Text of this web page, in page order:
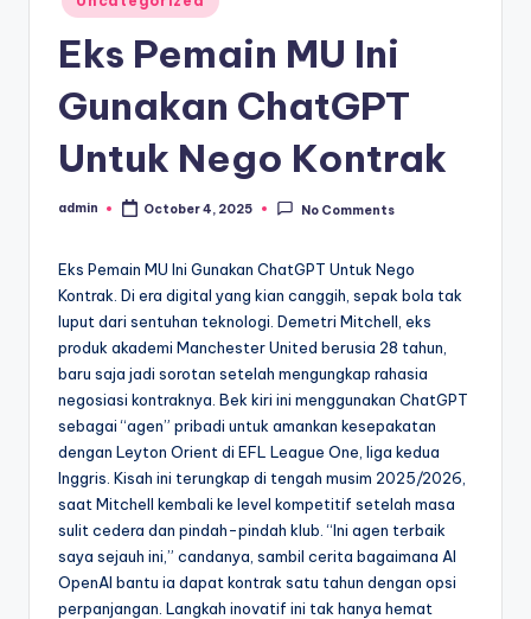
in
Eks Pemain MU Ini
Gunakan ChatGPT
Untuk Nego Kontrak
Posted
admin October 4, 2025 No Comments
Eks Pemain MU Ini Gunakan ChatGPT Untuk Nego
Kontrak. Di era digital yang kian canggih, sepak bola tak
luput dari sentuhan teknologi. Demetri Mitchell, eks
produk akademi Manchester United berusia 28 tahun,
baru saja jadi sorotan setelah mengungkap rahasia
negosiasi kontraknya. Bek kiri ini menggunakan ChatGPT
sebagai “agen” pribadi untuk amankan kesepakatan
dengan Leyton Orient di EFL League One, liga kedua
Inggris. Kisah ini terungkap di tengah musim 2025/2026,
saat Mitchell kembali ke level kompetitif setelah masa
sulit cedera dan pindah-pindah klub. “Ini agen terbaik
saya sejauh ini,” candanya, sambil cerita bagaimana AI
OpenAI bantu ia dapat kontrak satu tahun dengan opsi
perpanjangan. Langkah inovatif ini tak hanya hemat